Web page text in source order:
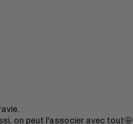
on peut l'associer avec tout🤩